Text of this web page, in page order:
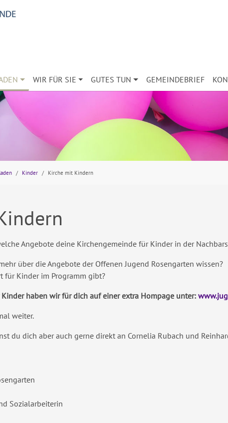
WIR FÜR SIE GUTES TUN GEMEINDEBRIEF
Kinder Kirche mit Kindern
Angebote deine Kirchengemeinde für Kinder in der
über die Angebote der Offenen Jugend Rosengarten wissen?
für Kinder im Programm gibt?
haben wir für dich auf einer extra Hompage unter:
weiter.
du dich aber auch gerne direkt an Cornelia Rubach und
Sozialarbeiterin